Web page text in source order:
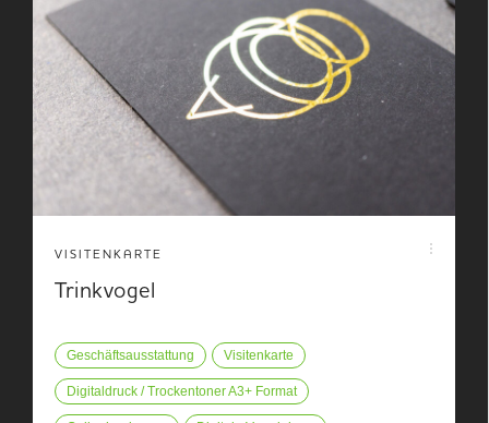
VISITENKARTE
Trinkvogel
Geschäftsausstattung Visitenkarte
Digitaldruck / Trockentoner A3+ Format